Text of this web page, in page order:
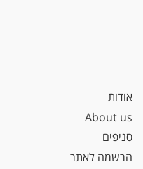
אודות
About us
סניפים
הרשמה לאתר